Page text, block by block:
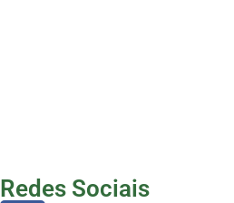
Redes Sociais